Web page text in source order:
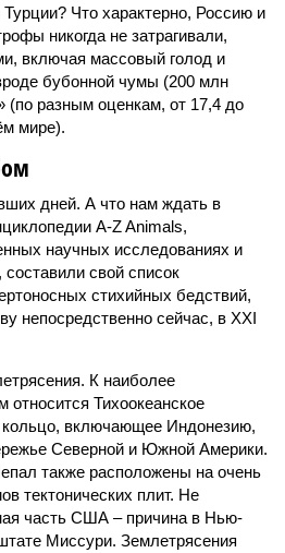
Что характерно, Россию и
никогда не затрагивали,
включая массовый голод и
бубонной чумы (200 млн
(по разным оценкам, от 17,4 до
мире).
дней. А что нам ждать в
A-Z Animals,
научных исследованиях и
свой список
стихийных бедствий,
непосредственно сейчас, в XXI
К наиболее
относится Тихоокеанское
кольцо, включающее Индонезию,
Северной и Южной Америки.
также расположены на очень
тектонических плит. Не
часть США – причина в Нью-
Миссури. Землетрясения